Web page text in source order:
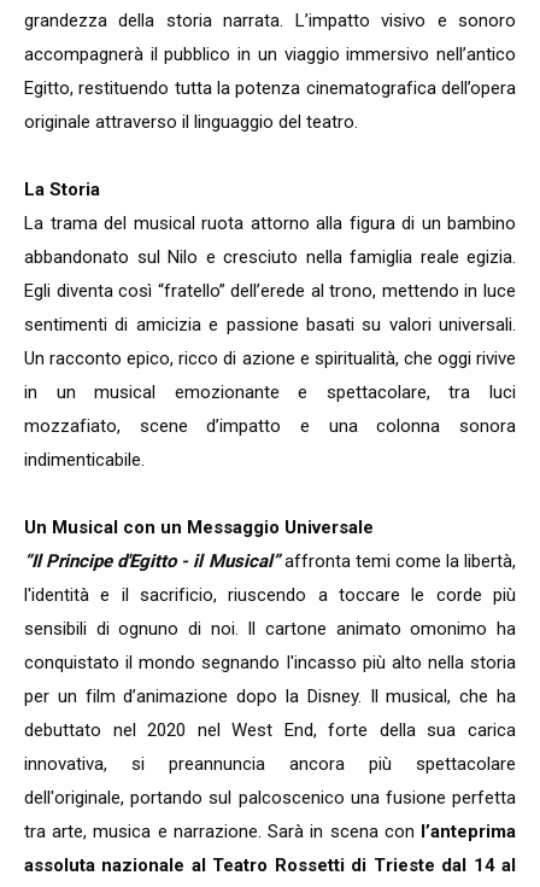
grandezza della storia narrata. L’impatto visivo e sonoro
accompagnerà il pubblico in un viaggio immersivo nell’antico
Egitto, restituendo tutta la potenza cinematografica dell’opera
originale attraverso il linguaggio del teatro.
La Storia
La trama del musical ruota attorno alla figura di un bambino
abbandonato sul Nilo e cresciuto nella famiglia reale egizia.
Egli diventa così “fratello” dell’erede al trono, mettendo in luce
sentimenti di amicizia e passione basati su valori universali.
Un racconto epico, ricco di azione e spiritualità, che oggi rivive
in un musical emozionante e spettacolare, tra luci
mozzafiato, scene d’impatto e una colonna sonora
indimenticabile.
Un Musical con un Messaggio Universale
“Il Principe d'Egitto - il Musical”affronta temi come la libertà,
l'identità e il sacrificio, riuscendo a toccare le corde più
sensibili di ognuno di noi. Il cartone animato omonimo ha
conquistato il mondo segnando l'incasso più alto nella storia
per un film d’animazione dopo la Disney. Il musical, che ha
debuttato nel 2020 nel West End, forte della sua carica
innovativa, si preannuncia ancora più spettacolare
dell'originale, portando sul palcoscenico una fusione perfetta
tra arte, musica e narrazione. Sarà in scena con l’anteprima
assoluta nazionale al Teatro Rossetti di Trieste dal 14 al